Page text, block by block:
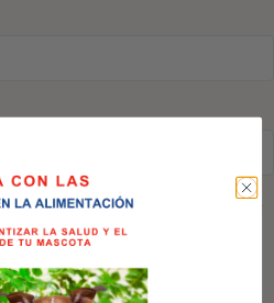
y web en este navegador